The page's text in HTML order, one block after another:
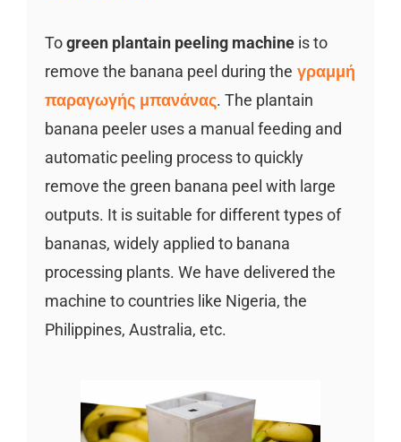
Τοgreen plantain peeling machineis to
remove the banana peel during the γραμμή
παραγωγής μπανάνας. The plantain
banana peeler uses a manual feeding and
automatic peeling process to quickly
remove the green banana peel with large
outputs. It is suitable for different types of
bananas, widely applied to banana
processing plants. We have delivered the
machine to countries like Nigeria, the
Philippines, Australia, etc.